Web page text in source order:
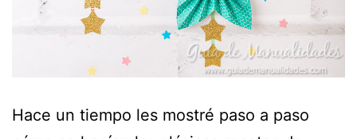
Hace un tiempo les mostré paso a paso